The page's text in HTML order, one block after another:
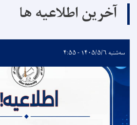
آخرین اطلاعیه ها
سه‌شنبه ۱۴۰۵/۵/۶ - ۴:۵۵